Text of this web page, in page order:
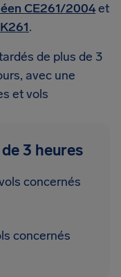
CE261/2004et
.
de plus de 3
avec une
et vols
3 heures
concernés
concernés